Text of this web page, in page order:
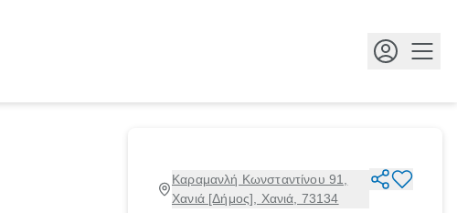
Καραμανλή Κωνσταντίνου 91,
Χανιά [Δήμος], Χανιά, 73134